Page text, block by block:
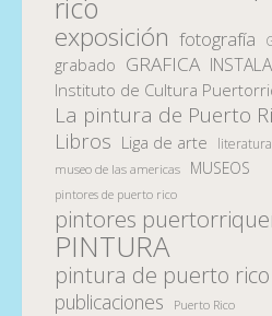
rico
exposición fotografía
grabado GRAFICA
Instituto de Cultura
La pintura de Puerto
Libros Liga de arte literatura
museo de las americas MUSEOS
pintores de puerto rico
pintores
PINTURA
pintura de puerto rico
publicaciones Puerto Rico